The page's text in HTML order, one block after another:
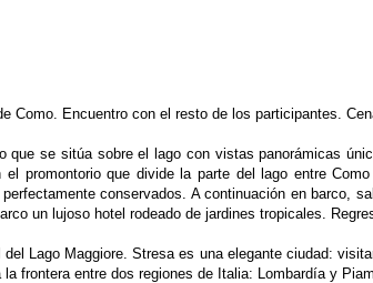
Como. Encuentro con el resto de los participantes.
se sitúa sobre el lago con vistas panorámicas
promontorio que divide la parte del lago entre
perfectamenteconservados. A continuación en barco,
un lujoso hotel rodeado de jardines tropicales.
Lago Maggiore. Stresa es una elegante ciudad:
frontera entre dos regiones de Italia: Lombardía y